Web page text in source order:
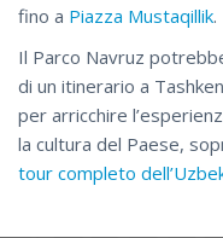
fino a Piazza Mustaqillik.
Il Parco Navruz
di un itinerario a
per arricchire
la cultura del Paese,
tour completo